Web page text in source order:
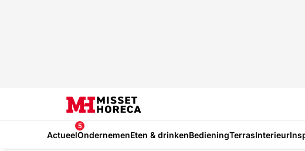
Actueel
5
OndernemenEten & drinkenBedieningTerrasInterieur